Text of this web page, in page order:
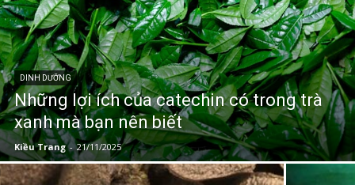
DINH DƯỠNG
Những lợi ích của catechin có trong trà
xanh mà bạn nên biết
Kiều Trang - 21/11/2025